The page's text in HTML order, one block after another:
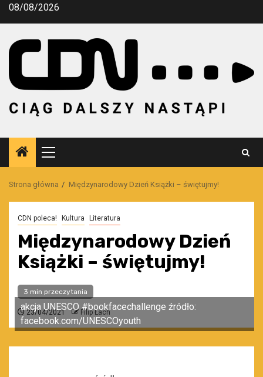
Przejdź
08/08/2026
Menu
główne
Strona główna Międzynarodowy Dzień Książki – świętujmy!
CDN poleca! Kultura Literatura
Międzynarodowy Dzień
Książki – świętujmy!
3 min przeczytania
23/04/2021 Filip Łach
akcja UNESCO #bookfacechallenge źródło:
facebook.com/UNESCOyouth